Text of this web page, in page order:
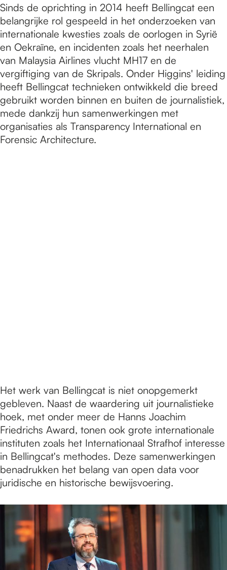
Sinds de oprichting in 2014 heeft Bellingcat een
belangrijke rol gespeeld in het onderzoeken van
internationale kwesties zoals de oorlogen in Syrië
en Oekraïne, en incidenten zoals het neerhalen
van Malaysia Airlines vlucht MH17 en de
vergiftiging van de Skripals. Onder Higgins' leiding
heeft Bellingcat technieken ontwikkeld die breed
gebruikt worden binnen en buiten de journalistiek,
mede dankzij hun samenwerkingen met
organisaties als Transparency International en
Forensic Architecture.
Het werk van Bellingcat is niet onopgemerkt
gebleven. Naast de waardering uit journalistieke
hoek, met onder meer de Hanns Joachim
Friedrichs Award, tonen ook grote internationale
instituten zoals het Internationaal Strafhof interesse
in Bellingcat's methodes. Deze samenwerkingen
benadrukken het belang van open data voor
juridische en historische bewijsvoering.